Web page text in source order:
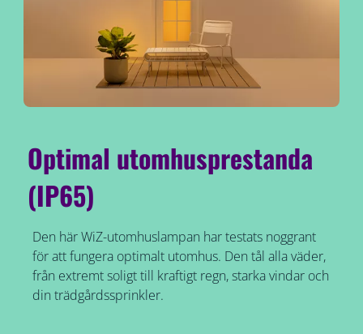
Optimal utomhusprestanda
(IP65)
Den här WiZ-utomhuslampan har testats noggrant
för att fungera optimalt utomhus. Den tål alla väder,
från extremt soligt till kraftigt regn, starka vindar och
din trädgårdssprinkler.